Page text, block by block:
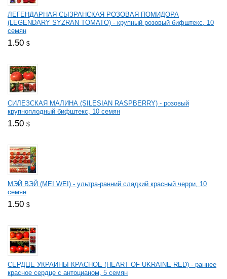
ЛЕГЕНДАРНАЯ СЫЗРАНСКАЯ РОЗОВАЯ ПОМИДОРА
(LEGENDARY SYZRAN TOMATO) - крупный розовый бифштекс, 10
семян
1.50 $
СИЛЕЗСКАЯ МАЛИНА (SILESIAN RASPBERRY) - розовый
крупноплодный бифштекс, 10 семян
1.50 $
МЭЙ ВЭЙ (MEI WEI) - ультра-ранний сладкий красный черри, 10
семян
1.50 $
СЕРДЦЕ УКРАИНЫ КРАСНОЕ (HEART OF UKRAINE RED) - раннее
красное сердце с антоцианом, 5 семян